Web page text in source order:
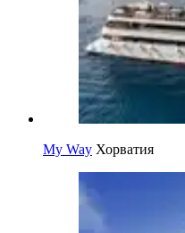
My Way Хорватия